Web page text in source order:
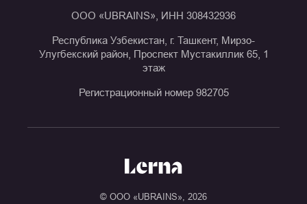
ООО «UBRAINS», ИНН 308432936
Республика Узбекистан, г. Ташкент, Мирзо-
Улугбекский район, Проспект Мустакиллик 65, 1
этаж
Регистрационный номер 982705
© ООО «UBRAINS», 2026